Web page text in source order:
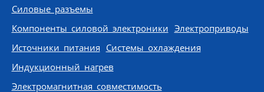
Skip to content
Силовые разъемы
Компоненты силовой электроники Электроприводы
Источники питания Системы охлаждения
Индукционный нагрев
Электромагнитная совместимость